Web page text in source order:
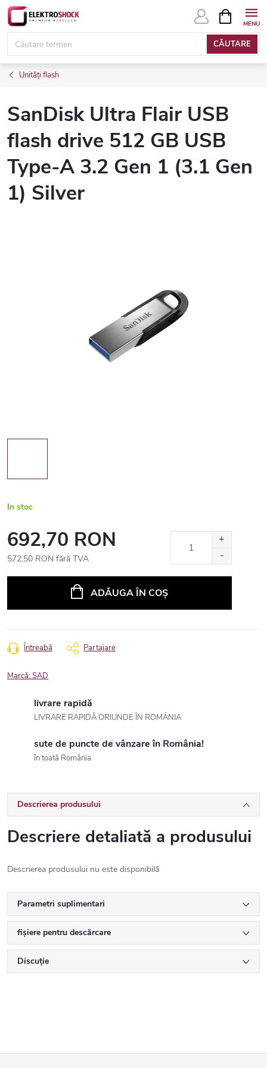
Treci
conținut
CĂUTARE
COŞ
DE
Unități flash
SanDisk Ultra Flair USB
flash drive 512 GB USB
Type-A 3.2 Gen 1 (3.1 Gen
1) Silver
In stoc
692,70 RON
572,50 RON fără TVA
ADĂUGA ÎN COŞ
Întreabă Partajare
Marcă:SAD
livrare rapidă
LIVRARE RAPIDĂ ORIUNDE ÎN ROMÂNIA
sute de puncte de vânzare în România!
în toată România
Descrierea produsului
Descriere detaliată a produsului
Descrierea produsului nu este disponibilă
Parametri suplimentari
fișiere pentru descărcare
Discuţie